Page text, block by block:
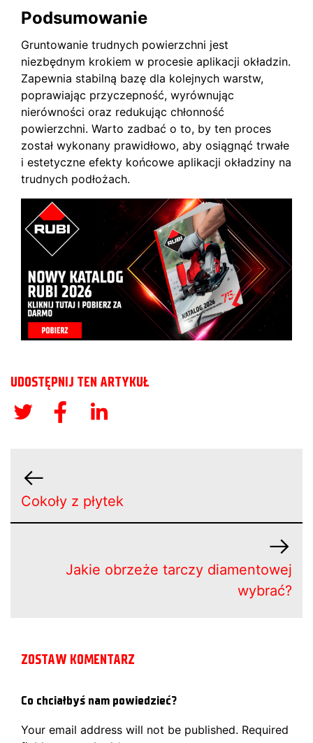
Podsumowanie
Gruntowanie trudnych powierzchni jest
niezbędnym krokiem w procesie aplikacji okładzin.
Zapewnia stabilną bazę dla kolejnych warstw,
poprawiając przyczepność, wyrównując
nierówności oraz redukując chłonność
powierzchni. Warto zadbać o to, by ten proces
został wykonany prawidłowo, aby osiągnąć trwałe
i estetyczne efekty końcowe aplikacji okładziny na
trudnych podłożach.
UDOSTĘPNIJ TEN ARTYKUŁ
Cokoły z płytek
Jakie obrzeże tarczy diamentowej
wybrać?
ZOSTAW KOMENTARZ
Co chciałbyś nam powiedzieć?
Your email address will not be published. Required